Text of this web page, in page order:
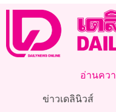
อ่านคว
ข่าวเดลินิวส์